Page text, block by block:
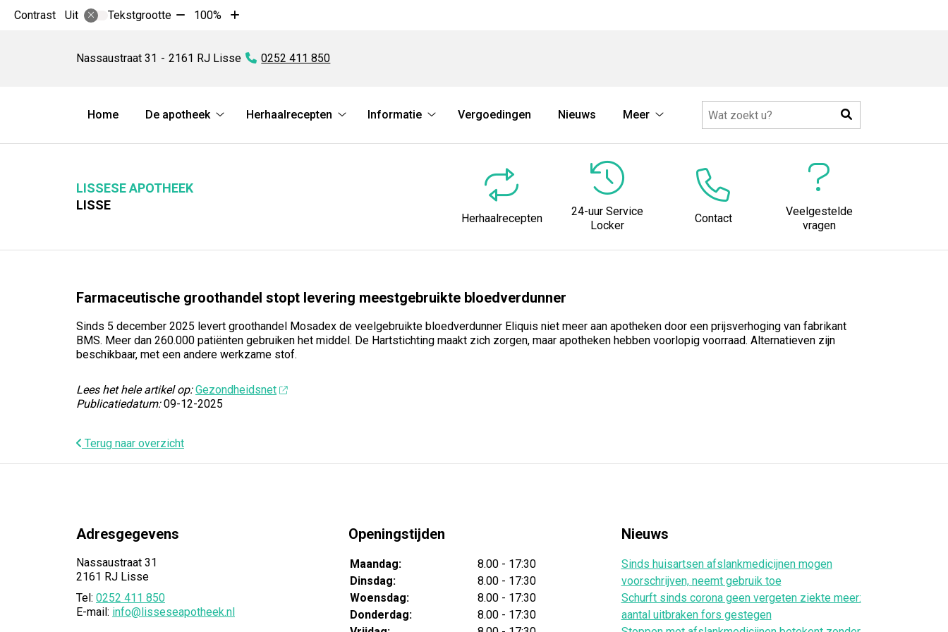
Contrast Uit Tekstgrootte Tekst
10%
100%
Tekst
10%
Nassaustraat 31 2161 RJ Lisse Tel:
0252 411 850
Hoofdmenu
Home
De apotheek
apotheek
Herhaalrecepten
submenu
Informatie
submenu
Vergoedingen Nieuws
Meer
submenu
Zoeken
LISSESE APOTHEEK
LISSE
Herhaalrecepten
24-uur Service
Locker
Contact
Veelgestelde
vragen
Farmaceutische groothandel stopt levering meestgebruikte bloedverdunner
Sinds 5 december 2025 levert groothandel Mosadex de veelgebruikte bloedverdunner Eliquis niet meer aan apotheken door een prijsverhoging van fabrikant
BMS. Meer dan 260.000 patiënten gebruiken het middel. De Hartstichting maakt zich zorgen, maar apotheken hebben voorlopig voorraad. Alternatieven zijn
beschikbaar, met een andere werkzame stof.
Lees het hele artikel op: Gezondheidsnet
Publicatiedatum:09-12-2025
Terug naar overzicht
Adresgegevens
Nassaustraat 31
2161 RJ Lisse
Tel: 0252 411 850
E-mail: info@lisseseapotheek.nl
Openingstijden
Maandag:
8.00 - 17:30
Dinsdag:
8.00 - 17:30
Woensdag:
8.00 - 17:30
Donderdag:
8.00 - 17:30
Nieuws
Sinds huisartsen afslankmedicijnen mogen
voorschrijven, neemt gebruik toe
Schurft sinds corona geen vergeten ziekte meer:
aantal uitbraken fors gestegen